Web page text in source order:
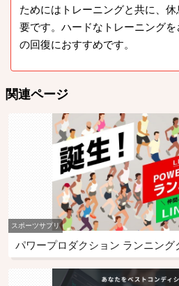
ためにはトレーニングと共に、
要です。ハードなトレーニング
の回復におすすめです。
関連ページ
スポーツサプリ
パワープロダクション ランニング